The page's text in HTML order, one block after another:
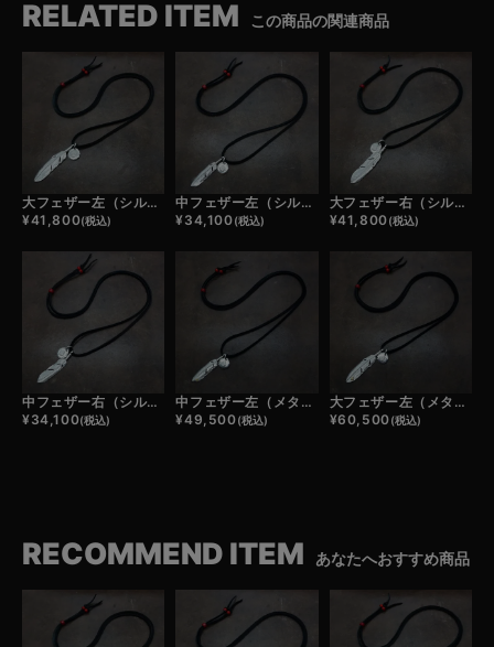
RELATED ITEM この商品の関連商品
大フェザー左（シルバー）×小メタルチャーム×鹿革紐×アンティークビーズ/ネックレスカスタム
¥41,800(税込)
中フェザー左（シルバー）×小メタルチャーム×鹿革紐×アンティークビーズ/ネックレスカスタム
¥34,100(税込)
大フェザー右（シルバー）×小メタルチャーム×鹿革紐×アンティークビーズ/ネックレスカスタム
¥41,800(税込)
中フェザー右（シルバー）×小メタルチャーム×鹿革紐×アンティークビーズ/ネックレスカスタム
¥34,100(税込)
中フェザー左（メタル）×小メタルチャーム×鹿革紐×アンティークビーズ/ネックレスカスタム
¥49,500(税込)
大フェザー左（メタル）×小メタルチャーム×鹿革紐×アンティークビーズ/ネックレスカスタム
¥60,500(税込)
RECOMMEND ITEM あなたへおすすめ商品